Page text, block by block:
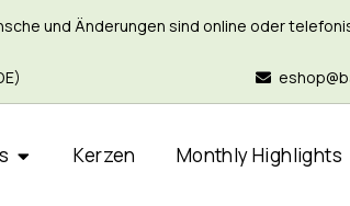
und Änderungen sind online oder
Kerzen Monthly Highlights